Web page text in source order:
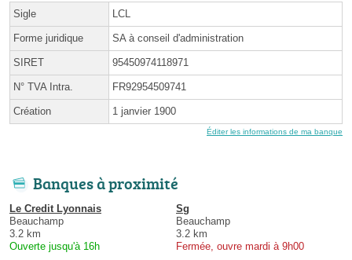
Sigle LCL
Forme juridique SA à conseil d'administration
SIRET 95450974118971
N° TVA Intra. FR92954509741
Création 1 janvier 1900
Éditer les informations de ma banque
Banques à proximité
Le Credit Lyonnais
Beauchamp
3.2 km
Ouverte jusqu'à 16h
Sg
Beauchamp
3.2 km
Fermée, ouvre mardi à 9h00